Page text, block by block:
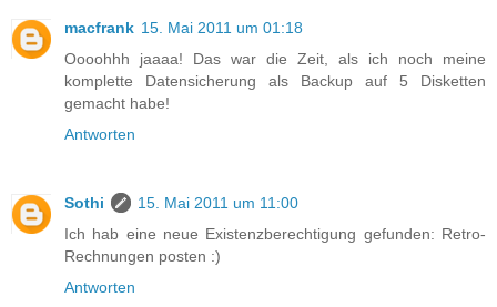
macfrank 15. Mai 2011 um 01:18
Oooohhh jaaaa! Das war die Zeit, als ich noch meine
komplette Datensicherung als Backup auf 5 Disketten
gemacht habe!
Antworten
Sothi
15. Mai 2011 um 11:00
Ich hab eine neue Existenzberechtigung gefunden: Retro-
Rechnungen posten :)
Antworten